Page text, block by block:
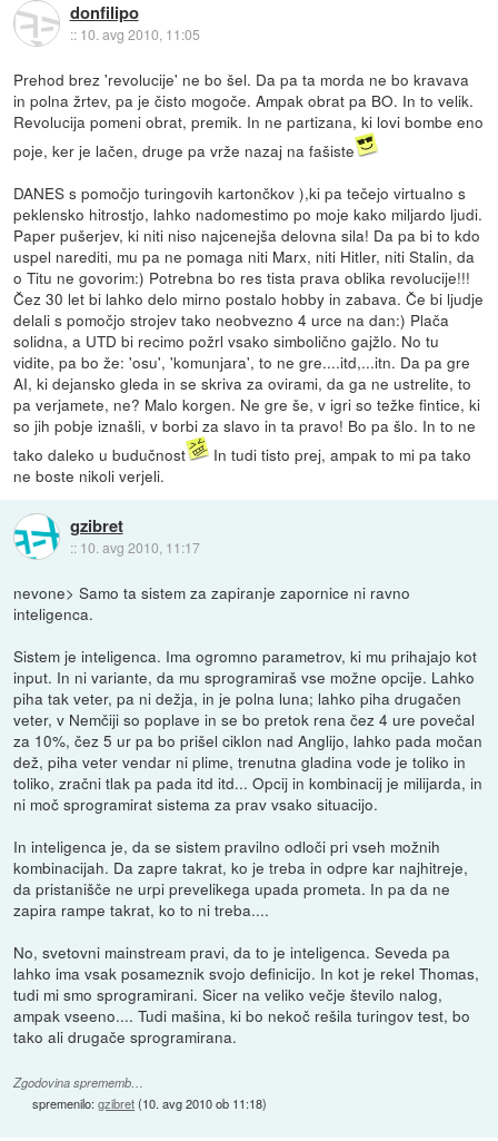
donfilipo
:: 10. avg 2010, 11:05
Prehod brez 'revolucije' ne bo šel. Da pa ta morda ne bo kravava
in polna žrtev, pa je čisto mogoče. Ampak obrat pa BO. In to velik.
Revolucija pomeni obrat, premik. In ne partizana, ki lovi bombe eno
poje, ker je lačen, druge pa vrže nazaj na fašiste
DANES s pomočjo turingovih kartončkov ),ki pa tečejo virtualno s
peklensko hitrostjo, lahko nadomestimo po moje kako miljardo ljudi.
Paper pušerjev, ki niti niso najcenejša delovna sila! Da pa bi to kdo
uspel narediti, mu pa ne pomaga niti Marx, niti Hitler, niti Stalin, da
o Titu ne govorim:) Potrebna bo res tista prava oblika revolucije!!!
Čez 30 let bi lahko delo mirno postalo hobby in zabava. Če bi ljudje
delali s pomočjo strojev tako neobvezno 4 urce na dan:) Plača
solidna, a UTD bi recimo požrl vsako simbolično gajžlo. No tu
vidite, pa bo že: 'osu', 'komunjara', to ne gre....itd,...itn. Da pa gre
AI, ki dejansko gleda in se skriva za ovirami, da ga ne ustrelite, to
pa verjamete, ne? Malo korgen. Ne gre še, v igri so težke fintice, ki
so jih pobje iznašli, v borbi za slavo in ta pravo! Bo pa šlo. In to ne
tako daleko u budučnost
In tudi tisto prej, ampak to mi pa tako
ne boste nikoli verjeli.
gzibret
:: 10. avg 2010, 11:17
nevone> Samo ta sistem za zapiranje zapornice ni ravno
inteligenca.
Sistem je inteligenca. Ima ogromno parametrov, ki mu prihajajo kot
input. In ni variante, da mu sprogramiraš vse možne opcije. Lahko
piha tak veter, pa ni dežja, in je polna luna; lahko piha drugačen
veter, v Nemčiji so poplave in se bo pretok rena čez 4 ure povečal
za 10%, čez 5 ur pa bo prišel ciklon nad Anglijo, lahko pada močan
dež, piha veter vendar ni plime, trenutna gladina vode je toliko in
toliko, zračni tlak pa pada itd itd... Opcij in kombinacij je milijarda, in
ni moč sprogramirat sistema za prav vsako situacijo.
In inteligenca je, da se sistem pravilno odloči pri vseh možnih
kombinacijah. Da zapre takrat, ko je treba in odpre kar najhitreje,
da pristanišče ne urpi prevelikega upada prometa. In pa da ne
zapira rampe takrat, ko to ni treba....
No, svetovni mainstream pravi, da to je inteligenca. Seveda pa
lahko ima vsak posameznik svojo definicijo. In kot je rekel Thomas,
tudi mi smo sprogramirani. Sicer na veliko večje število nalog,
ampak vseeno.... Tudi mašina, ki bo nekoč rešila turingov test, bo
tako ali drugače sprogramirana.
Zgodovina sprememb…
spremenilo:gzibret(10. avg 2010 ob 11:18)